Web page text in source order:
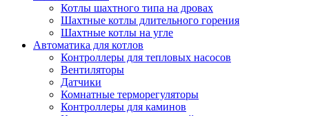
Котлы шахтного типа на дровах
Шахтные котлы длительного горения
Шахтные котлы на угле
Автоматика для котлов
Контроллеры для тепловых насосов
Вентиляторы
Датчики
Комнатные терморегуляторы
Контроллеры для каминов